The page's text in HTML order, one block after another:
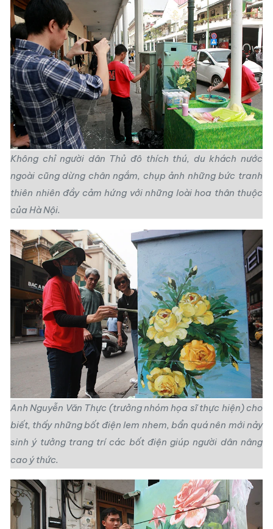
Không chỉ người dân Thủ đô thích thú, du khách nước
ngoài cũng dừng chân ngắm, chụp ảnh những bức tranh
thiên nhiên đầy cảm hứng với những loài hoa thân thuộc
của Hà Nội.
Anh Nguyễn Văn Thực (trưởng nhóm họa sĩ thực hiện) cho
biết, thấy nhữngbốt điện lem nhem, bẩn quá nên mới nảy
sinh ý tưởng trang trí các bốt điện giúp người dân nâng
cao ý thức.